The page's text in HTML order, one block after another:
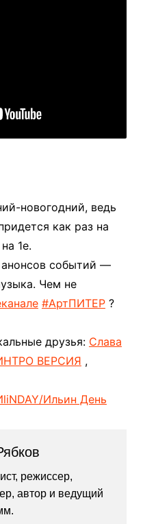
новогодний, ведь
как раз на
1е.
событий —
Чем не
#АртПИТЕР?
друзья: Слава
ВЕРСИЯ ,
Ильин День
режиссер,
автор и ведущий